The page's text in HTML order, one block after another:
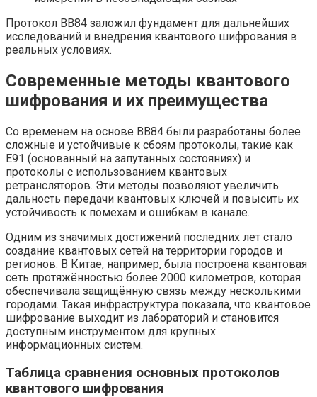
Протокол BB84 заложил фундамент для дальнейших
исследований и внедрения квантового шифрования в
реальных условиях.
Современные методы квантового
шифрования и их преимущества
Со временем на основе BB84 были разработаны более
сложные и устойчивые к сбоям протоколы, такие как
E91 (основанный на запутанных состояниях) и
протоколы с использованием квантовых
ретрансляторов. Эти методы позволяют увеличить
дальность передачи квантовых ключей и повысить их
устойчивость к помехам и ошибкам в канале.
Одним из значимых достижений последних лет стало
создание квантовых сетей на территории городов и
регионов. В Китае, например, была построена квантовая
сеть протяжённостью более 2000 километров, которая
обеспечивала защищённую связь между несколькими
городами. Такая инфраструктура показала, что квантовое
шифрование выходит из лабораторий и становится
доступным инструментом для крупных
информационных систем.
Таблица сравнения основных протоколов
квантового шифрования